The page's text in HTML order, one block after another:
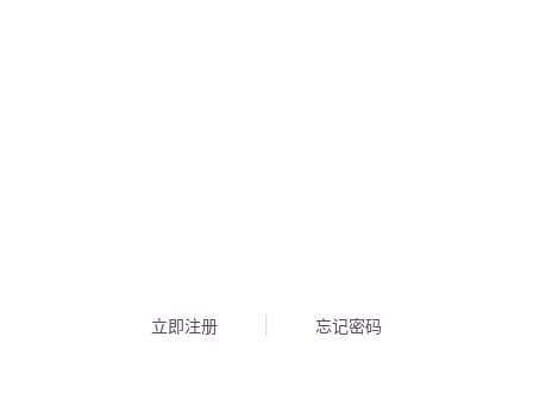
立即注册 忘记密码